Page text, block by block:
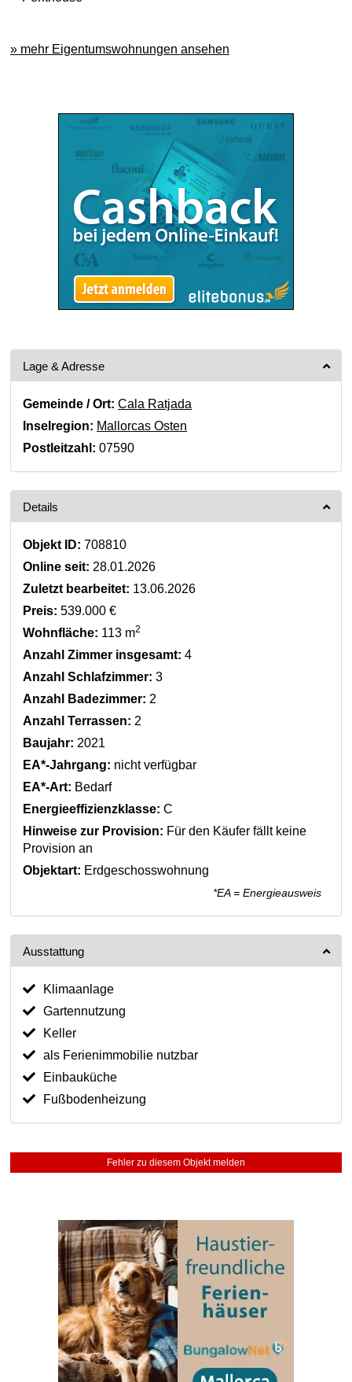
» mehr Eigentumswohnungen ansehen
Lage & Adresse
Gemeinde / Ort: Cala Ratjada
Inselregion: Mallorcas Osten
Postleitzahl: 07590
Details
Objekt ID: 708810
Online seit: 28.01.2026
Zuletzt bearbeitet: 13.06.2026
Preis: 539.000 €
Wohnfläche: 113 m2
Anzahl Zimmer insgesamt: 4
Anzahl Schlafzimmer: 3
Anzahl Badezimmer: 2
Anzahl Terrassen: 2
Baujahr: 2021
EA*-Jahrgang: nicht verfügbar
EA*-Art: Bedarf
Energieeffizienzklasse: C
Hinweise zur Provision: Für den Käufer fällt keine
Provision an
Objektart: Erdgeschosswohnung
*EA = Energieausweis
Ausstattung
Klimaanlage
Gartennutzung
Keller
als Ferienimmobilie nutzbar
Einbauküche
Fußbodenheizung
Fehler zu diesem Objekt melden